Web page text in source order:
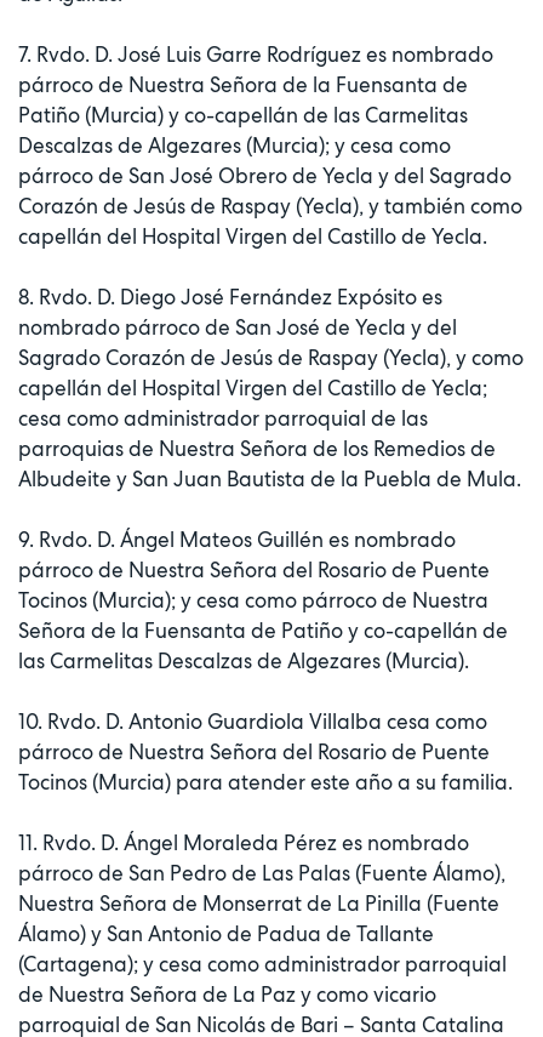
7. Rvdo. D. José Luis Garre Rodríguez es nombrado
párroco de Nuestra Señora de la Fuensanta de
Patiño (Murcia) y co-capellán de las Carmelitas
Descalzas de Algezares (Murcia); y cesa como
párroco de San José Obrero de Yecla y del Sagrado
Corazón de Jesús de Raspay (Yecla), y también como
capellán del Hospital Virgen del Castillo de Yecla.
8. Rvdo. D. Diego José Fernández Expósito es
nombrado párroco de San José de Yecla y del
Sagrado Corazón de Jesús de Raspay (Yecla), y como
capellán del Hospital Virgen del Castillo de Yecla;
cesa como administrador parroquial de las
parroquias de Nuestra Señora de los Remedios de
Albudeite y San Juan Bautista de la Puebla de Mula.
9. Rvdo. D. Ángel Mateos Guillén es nombrado
párroco de Nuestra Señora del Rosario de Puente
Tocinos (Murcia); y cesa como párroco de Nuestra
Señora de la Fuensanta de Patiño y co-capellán de
las Carmelitas Descalzas de Algezares (Murcia).
10. Rvdo. D. Antonio Guardiola Villalba cesa como
párroco de Nuestra Señora del Rosario de Puente
Tocinos (Murcia) para atender este año a su familia.
11. Rvdo. D. Ángel Moraleda Pérez es nombrado
párroco de San Pedro de Las Palas (Fuente Álamo),
Nuestra Señora de Monserrat de La Pinilla (Fuente
Álamo) y San Antonio de Padua de Tallante
(Cartagena); y cesa como administrador parroquial
de Nuestra Señora de La Paz y como vicario
parroquial de San Nicolás de Bari – Santa Catalina